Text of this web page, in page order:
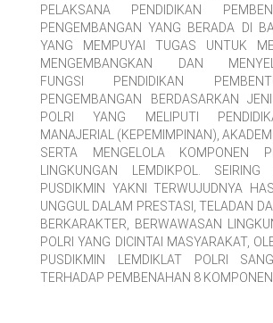
PELAKSANA PENDIDIKAN
PENGEMBANGAN YANG BERADA DI
YANG MEMPUYAI TUGAS UNTUK
MENGEMBANGKAN DAN
FUNGSI PENDIDIKAN
PENGEMBANGAN BERDASARKAN
POLRI YANG MELIPUTI
MANAJERIAL (KEPEMIMPINAN),
SERTA MENGELOLA KOMPONEN
LINGKUNGAN LEMDIKPOL.
PUSDIKMIN YAKNI TERWUJUDNYA
UNGGUL DALAM PRESTASI, TELADAN
BERKARAKTER, BERWAWASAN
POLRI YANG DICINTAI MASYARAKAT,
PUSDIKMIN LEMDIKLAT POLRI
TERHADAP PEMBENAHAN 8 KOMPONEN